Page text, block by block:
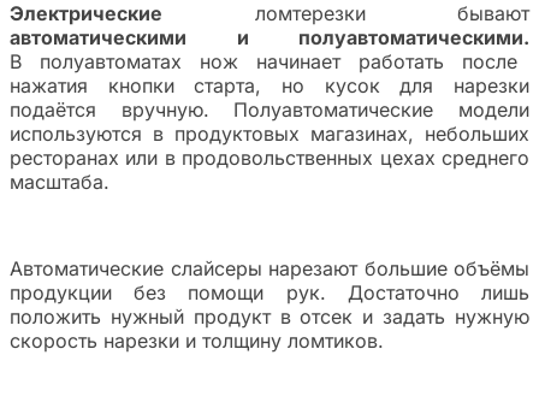
Электрические ломтерезки бывают
автоматическими и полуавтоматическими.
В полуавтоматах нож начинает работать после
нажатия кнопки старта, но кусок для нарезки
подаётся вручную. Полуавтоматические модели
используются в продуктовых магазинах, небольших
ресторанах или в продовольственных цехах среднего
масштаба.
Автоматические слайсеры нарезают большие объёмы
продукции без помощи рук. Достаточно лишь
положить нужный продукт в отсек и задать нужную
скорость нарезки и толщину ломтиков.